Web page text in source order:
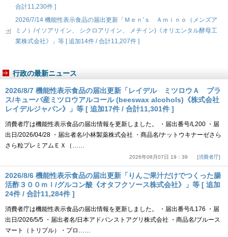
合計11,230件 ]
2026/7/14 機能性表示食品の届出更新「Ｍｅｎ’ｓ Ａｍｉｎｏ（メンズア
ミノ）/イソアリイン、 シクロアリイン、 メチイン)《オリエンタル酵母工
業株式会社》」等 [ 追加14件 / 合計11,207件 ]
行政の最新ニュース
2026/8/7 機能性表示食品の届出更新「レイデル ミツロウＡ プラ
ス/キューバ産ミツロウアルコール (beeswax alcohols)《株式会社
レイデルジャパン》」等 [ 追加17件 / 合計11,301件 ]
消費者庁は機能性表示食品の届出情報を更新しました。 ・届出番号/L200 ・届
出日/2026/04/28 ・届出者名/小林製薬株式会社 ・商品名/ナットウキナーゼさら
さら粒プレミアムＥＸ（……
2026年08月07日 19：39 消費者庁
2026/8/6 機能性表示食品の届出更新「りんご果汁だけでつくった腸
活酢３００ｍｌ/グルコン酸《オタフクソース株式会社》」等 [ 追加
24件 / 合計11,284件 ]
消費者庁は機能性表示食品の届出情報を更新しました。 ・届出番号/L176 ・届
出日/2026/5/5 ・届出者名/日本アドバンストアグリ株式会社 ・商品名/ブルース
マート（トリプル）・プロ……